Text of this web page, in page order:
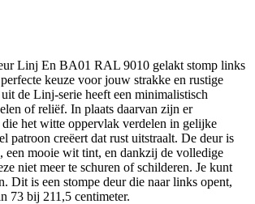
Linj En BA01 RAL 9010 gelakt stomp links
keuze voor jouw strakke en rustige
de Linj-serie heeft een minimalistisch
of reliëf. In plaats daarvan zijn er
het witte oppervlak verdelen in gelijke
patroon creëert dat rust uitstraalt. De deur is
een mooie wit tint, en dankzij de volledige
niet meer te schuren of schilderen. Je kunt
Dit is een stompe deur die naar links opent,
73 bij 211,5 centimeter.